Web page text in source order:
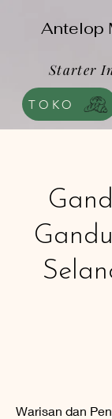
TOKO
Antelop
Starter
Warisan dan